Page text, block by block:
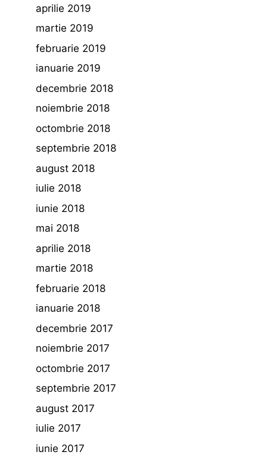
aprilie 2019
martie 2019
februarie 2019
ianuarie 2019
decembrie 2018
noiembrie 2018
octombrie 2018
septembrie 2018
august 2018
iulie 2018
iunie 2018
mai 2018
aprilie 2018
martie 2018
februarie 2018
ianuarie 2018
decembrie 2017
noiembrie 2017
octombrie 2017
septembrie 2017
august 2017
iulie 2017
iunie 2017